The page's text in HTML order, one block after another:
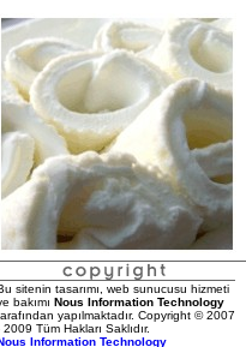
sitenin tasarımı, web sunucusu hizmeti
bakımı Nous Information Technology
yapılmaktadır. Copyright © 2007
2009 Tüm Hakları Saklıdır.
Information Technology